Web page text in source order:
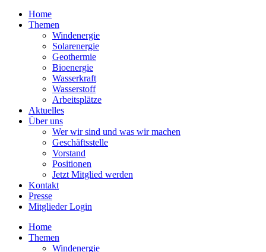
Home
Themen
Windenergie
Solarenergie
Geothermie
Bioenergie
Wasserkraft
Wasserstoff
Arbeitsplätze
Aktuelles
Über uns
Wer wir sind und was wir machen
Geschäftsstelle
Vorstand
Positionen
Jetzt Mitglied werden
Kontakt
Presse
Mitglieder Login
Home
Themen
Windenergie